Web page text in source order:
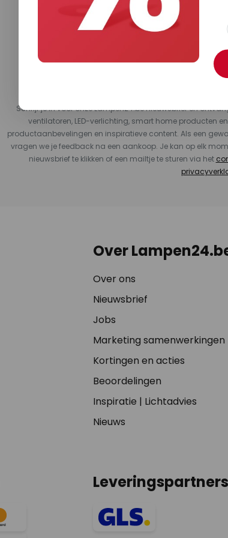
Particuliere klant
*Minimale bestelwaarde van €99. Uitgesloten
Schrijf je in voor onze Lampen24.be nieuwsbrief en
ventilatoren, LED-verlichting, smart home producten
productaanbevelingen en inspiratieve content. Als een
vragen we je feedback na een aankoop. Je kan op elk
nieuwsbrief te klikken of een mailtje te sturen via het
Over
Over ons
Nieuwsbrief
Jobs
Marketing samenwerkingen
Kortingen en acties
Beoordelingen
Inspiratie | Lichtadvies
Nieuws
Leveringspartners